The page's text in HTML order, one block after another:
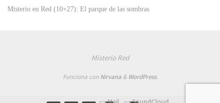
Misterio en Red (10×27): El parque de las sombras
Misterio Red
Funciona con Nirvana& WordPress.